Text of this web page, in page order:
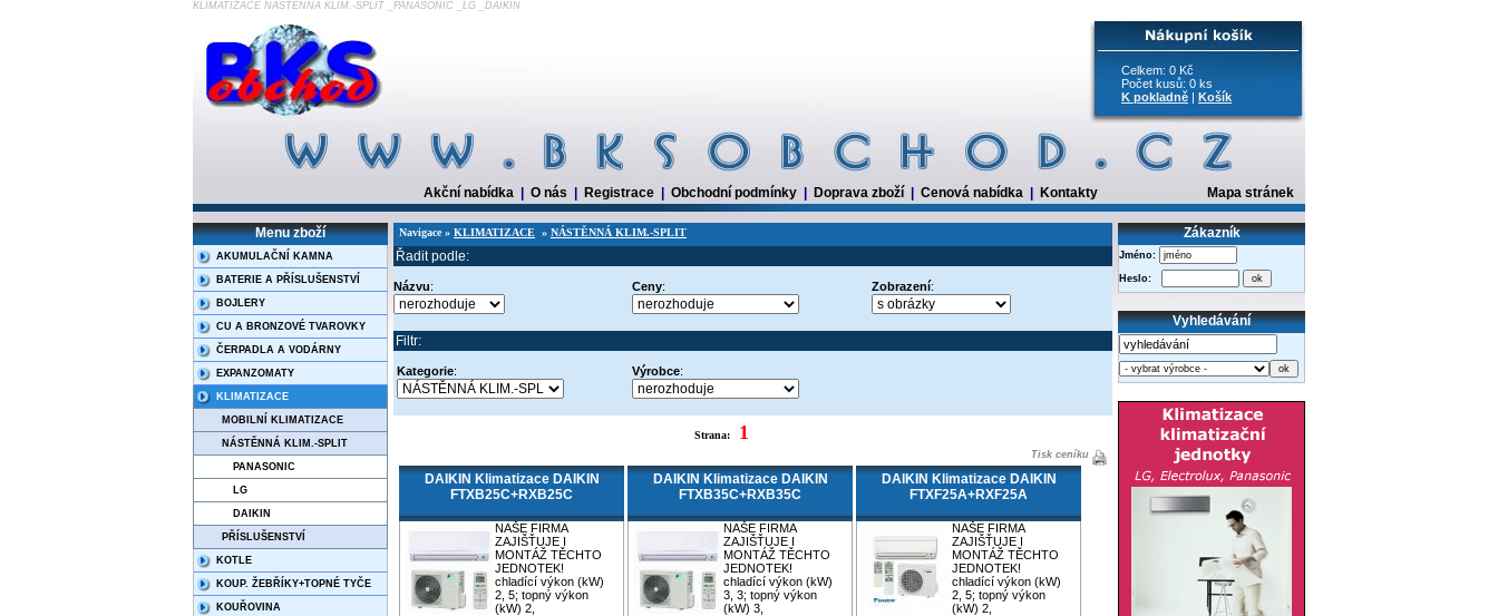
KLIMATIZACE NÁSTĚNNÁ KLIM.-SPLIT _PANASONIC _LG _DAIKIN
Celkem: 0 Kč
Počet kusů: 0 ks
K pokladně | Košík
Akční nabídka O nás Registrace Obchodní podmínky Doprava zboží Cenová nabídka Kontakty Mapa stránek
Menu zboží
AKUMULAČNÍ KAMNA
BATERIE A PŘÍSLUŠENSTVÍ
BOJLERY
CU A BRONZOVÉ TVAROVKY
ČERPADLA A VODÁRNY
EXPANZOMATY
KLIMATIZACE
MOBILNÍ KLIMATIZACE
NÁSTĚNNÁ KLIM.-SPLIT
PANASONIC
LG
DAIKIN
PŘÍSLUŠENSTVÍ
KOTLE
KOUP. ŽEBŘÍKY+TOPNÉ TYČE
KOUŘOVINA
Navigace » KLIMATIZACE » NÁSTĚNNÁ KLIM.-SPLIT
Řadit podle:
Názvu: Ceny: Zobrazení:
Filtr:
Kategorie: Výrobce:
Strana: 1
Tisk ceníku
DAIKIN Klimatizace DAIKIN
FTXB25C+RXB25C
NAŠE FIRMA
ZAJIŠŤUJE I
MONTÁŽ TĚCHTO
JEDNOTEK!
chladící výkon (kW)
2, 5; topný výkon
(kW) 2,
DAIKIN Klimatizace DAIKIN
FTXB35C+RXB35C
NAŠE FIRMA
ZAJIŠŤUJE I
MONTÁŽ TĚCHTO
JEDNOTEK!
chladící výkon (kW)
3, 3; topný výkon
(kW) 3,
DAIKIN Klimatizace DAIKIN
FTXF25A+RXF25A
NAŠE FIRMA
ZAJIŠŤUJE I
MONTÁŽ TĚCHTO
JEDNOTEK!
chladící výkon (kW)
2, 5; topný výkon
(kW) 2,
Zákazník
Jméno:
Heslo:
Vyhledávání